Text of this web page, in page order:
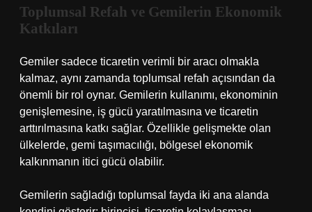
Toplumsal Refah ve Gemilerin Ekonomik
Katkıları
Gemiler sadece ticaretin verimli bir aracı olmakla
kalmaz, aynı zamanda toplumsal refah açısından da
önemli bir rol oynar. Gemilerin kullanımı, ekonominin
genişlemesine, iş gücü yaratılmasına ve ticaretin
arttırılmasına katkı sağlar. Özellikle gelişmekte olan
ülkelerde, gemi taşımacılığı, bölgesel ekonomik
kalkınmanın itici gücü olabilir.
Gemilerin sağladığı toplumsal fayda iki ana alanda